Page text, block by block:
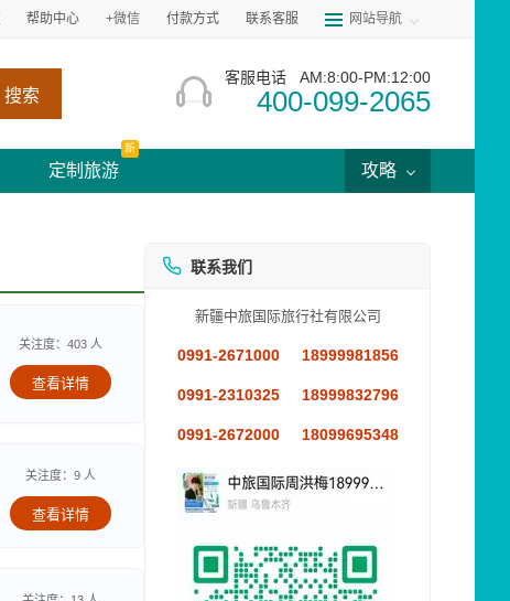
帮助中心 +微信 付款方式 联系客服 网站导航
搜索
客服电话 AM:8:00-PM:12:00
400-099-2065
定制旅游
新
攻略
关注度：403 人
查看详情
关注度：9 人
查看详情
联系我们
新疆中旅国际旅行社有限公司
0991-2671000 18999981856
0991-2310325 18999832796
0991-2672000 18099695348